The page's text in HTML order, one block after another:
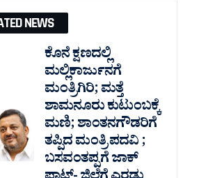
NEWS
ಕೊನೆ ಕ್ಷಣದಲ್ಲಿ
ಮಲ್ಲಿಕಾರ್ಜುನಗೆ
ಮಂತ್ರಿಗಿರಿ; ಮತ್ತೆ
ಶಾಮನೂರು ಕುಟುಂಬಕ್ಕೆ
ಮಣಿ; ಶಾಂತನಗೌಡರಿಗೆ
ತಪ್ಪಿದ ಮಂತ್ರಿ ಪದವಿ ;
ಬಸವಂತಪ್ಪಗೆ ಜಾಕ್